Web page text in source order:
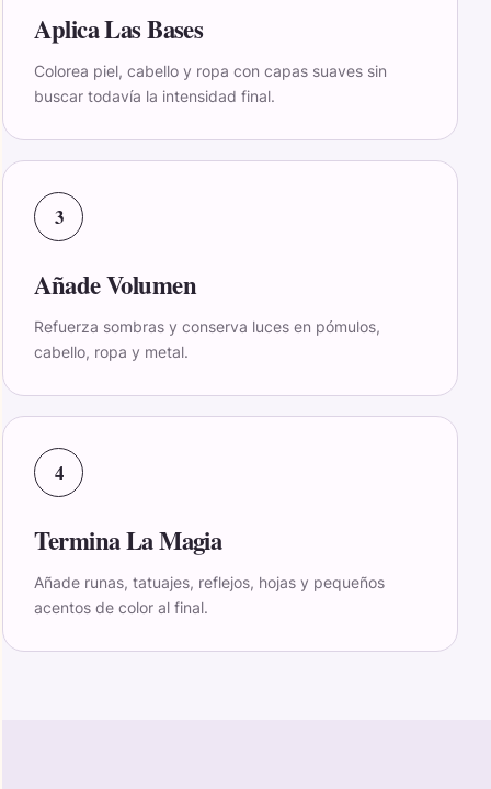
Aplica Las Bases
Colorea piel, cabello y ropa con capas suaves sin
buscar todavía la intensidad final.
3
Añade Volumen
Refuerza sombras y conserva luces en pómulos,
cabello, ropa y metal.
4
Termina La Magia
Añade runas, tatuajes, reflejos, hojas y pequeños
acentos de color al final.